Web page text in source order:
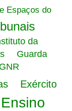
Espaços do
da
Guarda
Exército